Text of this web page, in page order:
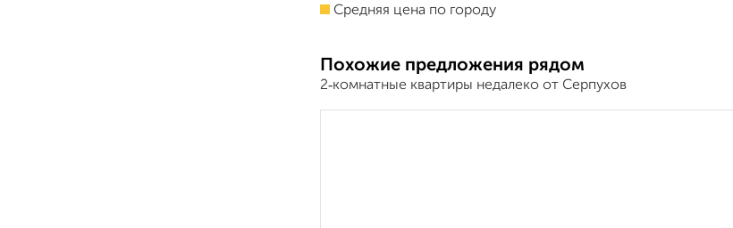
Средняя цена по городу
Похожие предложения рядом
2‑комнатные квартиры недалеко от Серпухов